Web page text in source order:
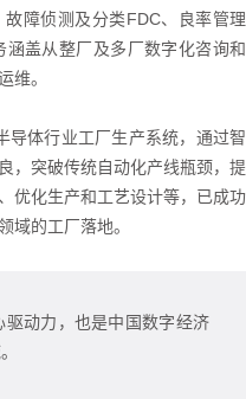
障侦测及分类FDC、良率管理
盖从整厂及多厂数字化咨询和
维。
导体行业工厂生产系统，通过智
，突破传统自动化产线瓶颈，提
优化生产和工艺设计等，已成功
域的工厂落地。
动力，也是中国数字经济